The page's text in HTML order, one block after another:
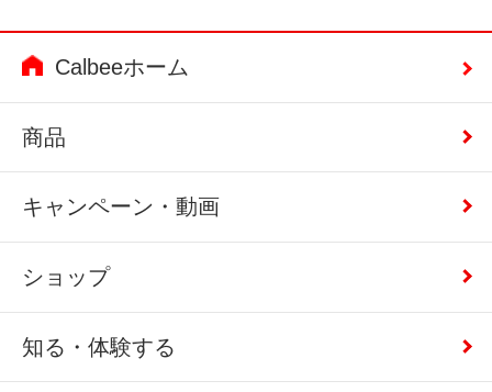
Calbeeホーム
商品
キャンペーン・動画
ショップ
知る・体験する